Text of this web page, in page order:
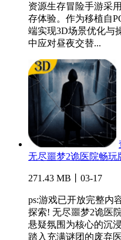
资源生存冒险手游采
存体验。作为移植自
端实现3D场景优化与
中应对昼夜交替...
无尽噩梦2诡医院畅玩
271.43 MB丨03-17
ps:游戏已开放完整内
探索! 无尽噩梦2诡医
悬疑氛围为核心的沉
踏入充满谜团的废弃